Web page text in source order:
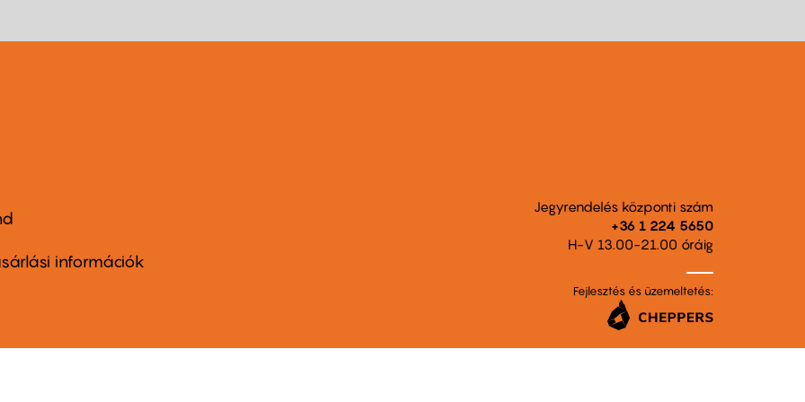
információk
Jegyrendelés központi szám
+36 1 224 5650
H-V 13.00-21.00 óráig
Fejlesztés és üzemeltetés: